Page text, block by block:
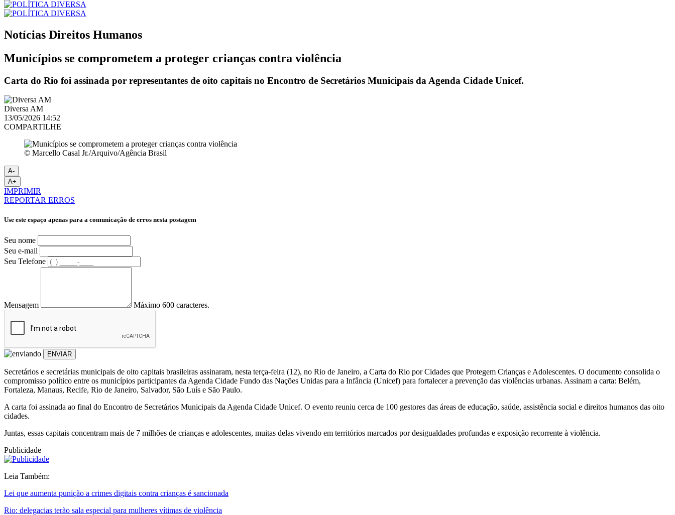
Notícias Direitos Humanos
Municípios se comprometem a proteger crianças contra violência
Carta do Rio foi assinada por representantes de oito capitais no Encontro de Secretários Municipais da Agenda Cidade Unicef.
Diversa AM
13/05/2026 14:52
COMPARTILHE
© Marcello Casal Jr./Arquivo/Agência Brasil
A-
A+
IMPRIMIR
REPORTAR ERROS
Use este espaço apenas para a comunicação de erros nesta postagem
Seu nome
Seu e-mail
Seu Telefone
Mensagem Máximo 600 caracteres.
ENVIAR
Secretários e secretárias municipais de oito capitais brasileiras assinaram, nesta terça‑feira (12), no Rio de Janeiro, a Carta do Rio por Cidades que Protegem Crianças e Adolescentes. O documento consolida o
compromisso político entre os municípios participantes da Agenda Cidade Fundo das Nações Unidas para a Infância (Unicef) para fortalecer a prevenção das violências urbanas. Assinam a carta: Belém,
Fortaleza, Manaus, Recife, Rio de Janeiro, Salvador, São Luís e São Paulo.
A carta foi assinada ao final do Encontro de Secretários Municipais da Agenda Cidade Unicef. O evento reuniu cerca de 100 gestores das áreas de educação, saúde, assistência social e direitos humanos das oito
cidades.
Juntas, essas capitais concentram mais de 7 milhões de crianças e adolescentes, muitas delas vivendo em territórios marcados por desigualdades profundas e exposição recorrente à violência.
Publicidade
Leia Também:
Lei que aumenta punição a crimes digitais contra crianças é sancionada
Rio: delegacias terão sala especial para mulheres vítimas de violência